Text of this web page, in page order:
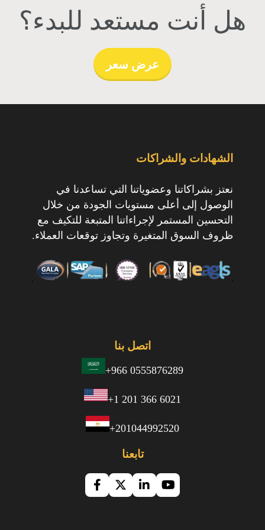
هل أنت مستعد للبدء؟
عرض سعر
الشهادات والشراكات
نعتز بشراكاتنا وعضوياتنا التي تساعدنا في
الوصول إلى أعلى مستويات الجودة من خلال
التحسين المستمر لإجراءاتنا المتبعة للتكيف مع
ظروف السوق المتغيرة وتجاوز توقعات العملاء.
اتصل بنا
+966 0555876289
+1 201 366 6021
+201044992520
تابعنا